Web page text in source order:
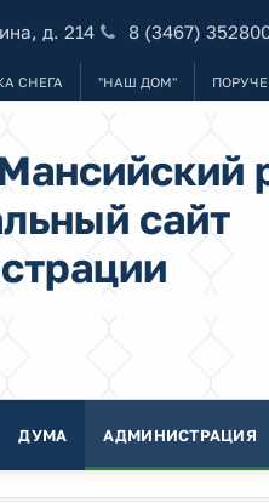
д. 214 8 (3467)
СНЕГА "НАШ ДОМ"
сайт
ДУМА АДМИНИСТРАЦИЯ